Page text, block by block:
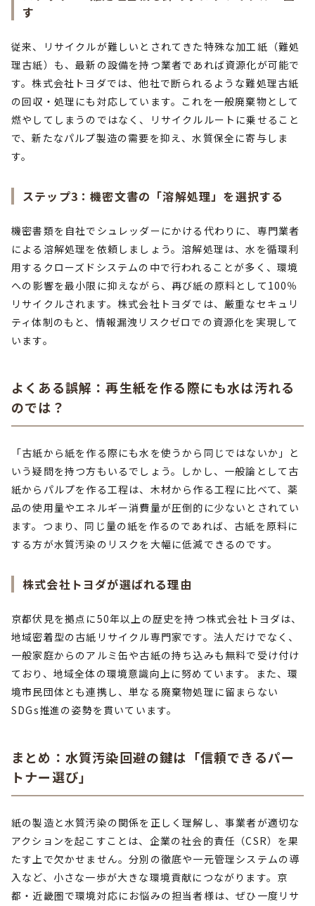
す
従来、リサイクルが難しいとされてきた特殊な加工紙（難処
理古紙）も、最新の設備を持つ業者であれば資源化が可能で
す。株式会社トヨダでは、他社で断られるような難処理古紙
の回収・処理にも対応しています。これを一般廃棄物として
燃やしてしまうのではなく、リサイクルルートに乗せること
で、新たなパルプ製造の需要を抑え、水質保全に寄与しま
す。
ステップ3：機密文書の「溶解処理」を選択する
機密書類を自社でシュレッダーにかける代わりに、専門業者
による溶解処理を依頼しましょう。溶解処理は、水を循環利
用するクローズドシステムの中で行われることが多く、環境
への影響を最小限に抑えながら、再び紙の原料として100％
リサイクルされます。株式会社トヨダでは、厳重なセキュリ
ティ体制のもと、情報漏洩リスクゼロでの資源化を実現して
います。
よくある誤解：再生紙を作る際にも水は汚れる
のでは？
「古紙から紙を作る際にも水を使うから同じではないか」と
いう疑問を持つ方もいるでしょう。しかし、一般論として古
紙からパルプを作る工程は、木材から作る工程に比べて、薬
品の使用量やエネルギー消費量が圧倒的に少ないとされてい
ます。つまり、同じ量の紙を作るのであれば、古紙を原料に
する方が水質汚染のリスクを大幅に低減できるのです。
株式会社トヨダが選ばれる理由
京都伏見を拠点に50年以上の歴史を持つ株式会社トヨダは、
地域密着型の古紙リサイクル専門家です。法人だけでなく、
一般家庭からのアルミ缶や古紙の持ち込みも無料で受け付け
ており、地域全体の環境意識向上に努めています。また、環
境市民団体とも連携し、単なる廃棄物処理に留まらない
SDGs推進の姿勢を貫いています。
まとめ：水質汚染回避の鍵は「信頼できるパー
トナー選び」
紙の製造と水質汚染の関係を正しく理解し、事業者が適切な
アクションを起こすことは、企業の社会的責任（CSR）を果
たす上で欠かせません。分別の徹底や一元管理システムの導
入など、小さな一歩が大きな環境貢献につながります。京
都・近畿圏で環境対応にお悩みの担当者様は、ぜひ一度リサ